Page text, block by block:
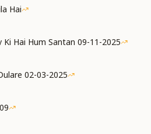
से हमें मुक्त भी कराए
की धारणा से जीवन बनाना है
Hai
Hai Hum Santan 09-11-2025
02-03-2025